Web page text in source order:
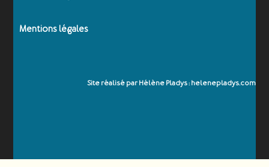
Mentions légales
Site réalisé par Hélène Pladys : helenepladys.com